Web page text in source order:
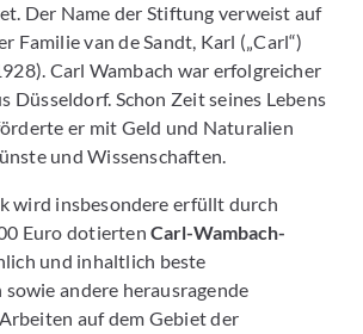
Der Name der Stiftung verweist auf
Familie van de Sandt, Karl („Carl“)
Carl Wambach war erfolgreicher
Düsseldorf. Schon Zeit seines Lebens
er mit Geld und Naturalien
und Wissenschaften.
wird insbesondere erfüllt durch
Euro dotiertenCarl-Wambach-
und inhaltlich beste
andere herausragende
auf dem Gebiet der